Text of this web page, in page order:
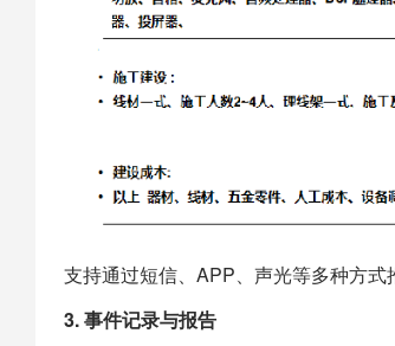
支持通过短信、APP、声光等多种方式
3. 事件记录与报告